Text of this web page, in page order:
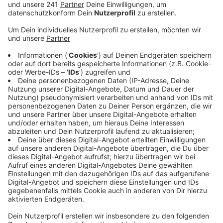
Viele Beschäftigte der privaten Sicherheitsdienste
sind dem Aufruf der Gewerkschaft Verdi gefolgt und
streiken.
Im Terminal am Flughafen ist deshalb nur eine Spur für
die Fluggastkontrolle geöffnet. Dort gibt es
Wartezeiten. Trotzdem sei die Situation insgesamt
ruhig, da viele Airlines die Fluggäste rechtzeitig über
den Ausfall der Flüge informiert hätten. So seien viele
betroffene Passagiere gar nicht erst angereist, heißt
es vom Flughafen.
Der Flughafen ist übrigens nicht Tarifpartner in dem
Streik: Die privaten Sicherheitsfirmen arbeiten für die
Bundespolizei.